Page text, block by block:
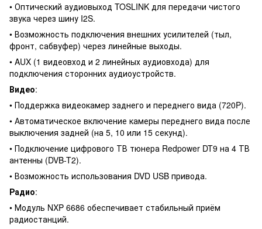
• Оптический аудиовыход TOSLINK для передачи чистого
звука через шину I2S.
• Возможность подключения внешних усилителей (тыл,
фронт, сабвуфер) через линейные выходы.
• AUX (1 видеовход и 2 линейных аудиовхода) для
подключения сторонних аудиоустройств.
Видео:
• Поддержка видеокамер заднего и переднего вида (720P).
• Автоматическое включение камеры переднего вида после
выключения задней (на 5, 10 или 15 секунд).
• Подключение цифрового ТВ тюнера Redpower DT9 на 4 ТВ
антенны (DVB-T2).
• Возможность использования DVD USB привода.
Радио:
• Модуль NXP 6686 обеспечивает стабильный приём
радиостанций.